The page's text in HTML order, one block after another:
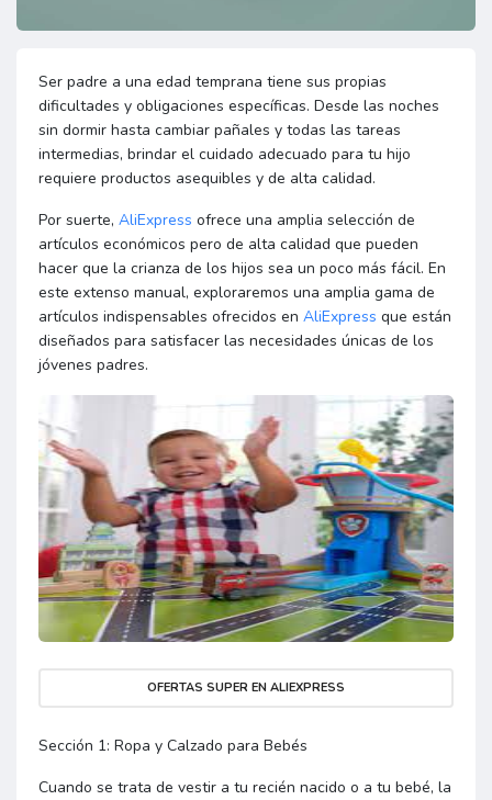
Ser padre a una edad temprana tiene sus propias
dificultades y obligaciones específicas. Desde las noches
sin dormir hasta cambiar pañales y todas las tareas
intermedias, brindar el cuidado adecuado para tu hijo
requiere productos asequibles y de alta calidad.
Por suerte, AliExpress ofrece una amplia selección de
artículos económicos pero de alta calidad que pueden
hacer que la crianza de los hijos sea un poco más fácil. En
este extenso manual, exploraremos una amplia gama de
artículos indispensables ofrecidos en AliExpress que están
diseñados para satisfacer las necesidades únicas de los
jóvenes padres.
OFERTAS SUPER EN ALIEXPRESS
Sección 1: Ropa y Calzado para Bebés
Cuando se trata de vestir a tu recién nacido o a tu bebé, la